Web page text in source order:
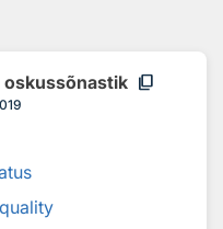
oskussõnastik content_copy